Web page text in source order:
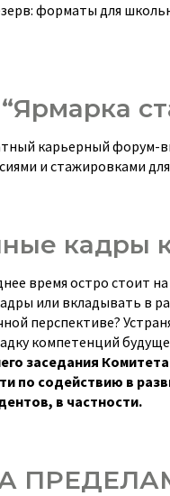
форматы для
карьерный форум-
и стажировками
кадры
время остро стоит
или вкладывать в
перспективе?
компетенций
заседания
по содействию в
в частности.